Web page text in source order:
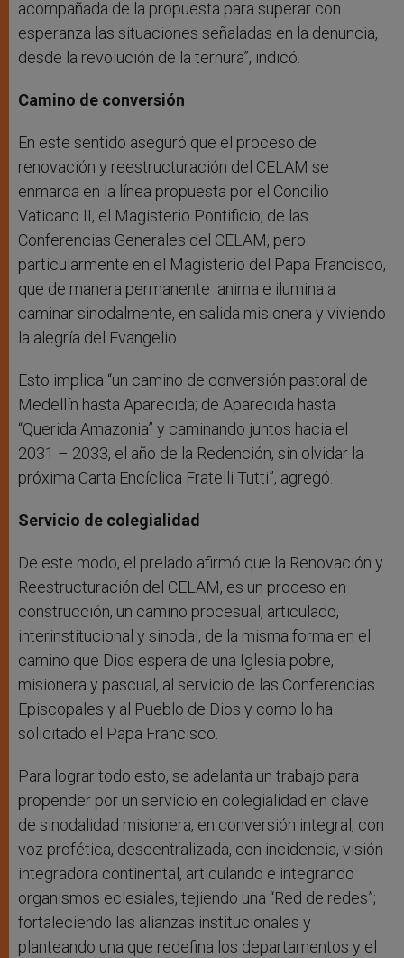
acompañada de la propuesta para superar con
esperanza las situaciones señaladas en la denuncia,
desde la revolución de la ternura”, indicó.
Camino de conversión
En este sentido aseguró que el proceso de
renovación y reestructuración del CELAM se
enmarca en la línea propuesta por el Concilio
Vaticano II, el Magisterio Pontificio, de las
Conferencias Generales del CELAM, pero
particularmente en el Magisterio del Papa Francisco,
que de manera permanente anima e ilumina a
caminar sinodalmente, en salida misionera y viviendo
la alegría del Evangelio.
Esto implica “un camino de conversión pastoral de
Medellín hasta Aparecida; de Aparecida hasta
“Querida Amazonia” y caminando juntos hacia el
2031 – 2033, el año de la Redención, sin olvidar la
próxima Carta Encíclica Fratelli Tutti”, agregó.
Servicio de colegialidad
De este modo, el prelado afirmó que la Renovación y
Reestructuración del CELAM, es un proceso en
construcción, un camino procesual, articulado,
interinstitucional y sinodal, de la misma forma en el
camino que Dios espera de una Iglesia pobre,
misionera y pascual, al servicio de las Conferencias
Episcopales y al Pueblo de Dios y como lo ha
solicitado el Papa Francisco.
Para lograr todo esto, se adelanta un trabajo para
propender por un servicio en colegialidad en clave
de sinodalidad misionera, en conversión integral, con
voz profética, descentralizada, con incidencia, visión
integradora continental, articulando e integrando
organismos eclesiales, tejiendo una “Red de redes”;
fortaleciendo las alianzas institucionales y
planteando una que redefina los departamentos y el